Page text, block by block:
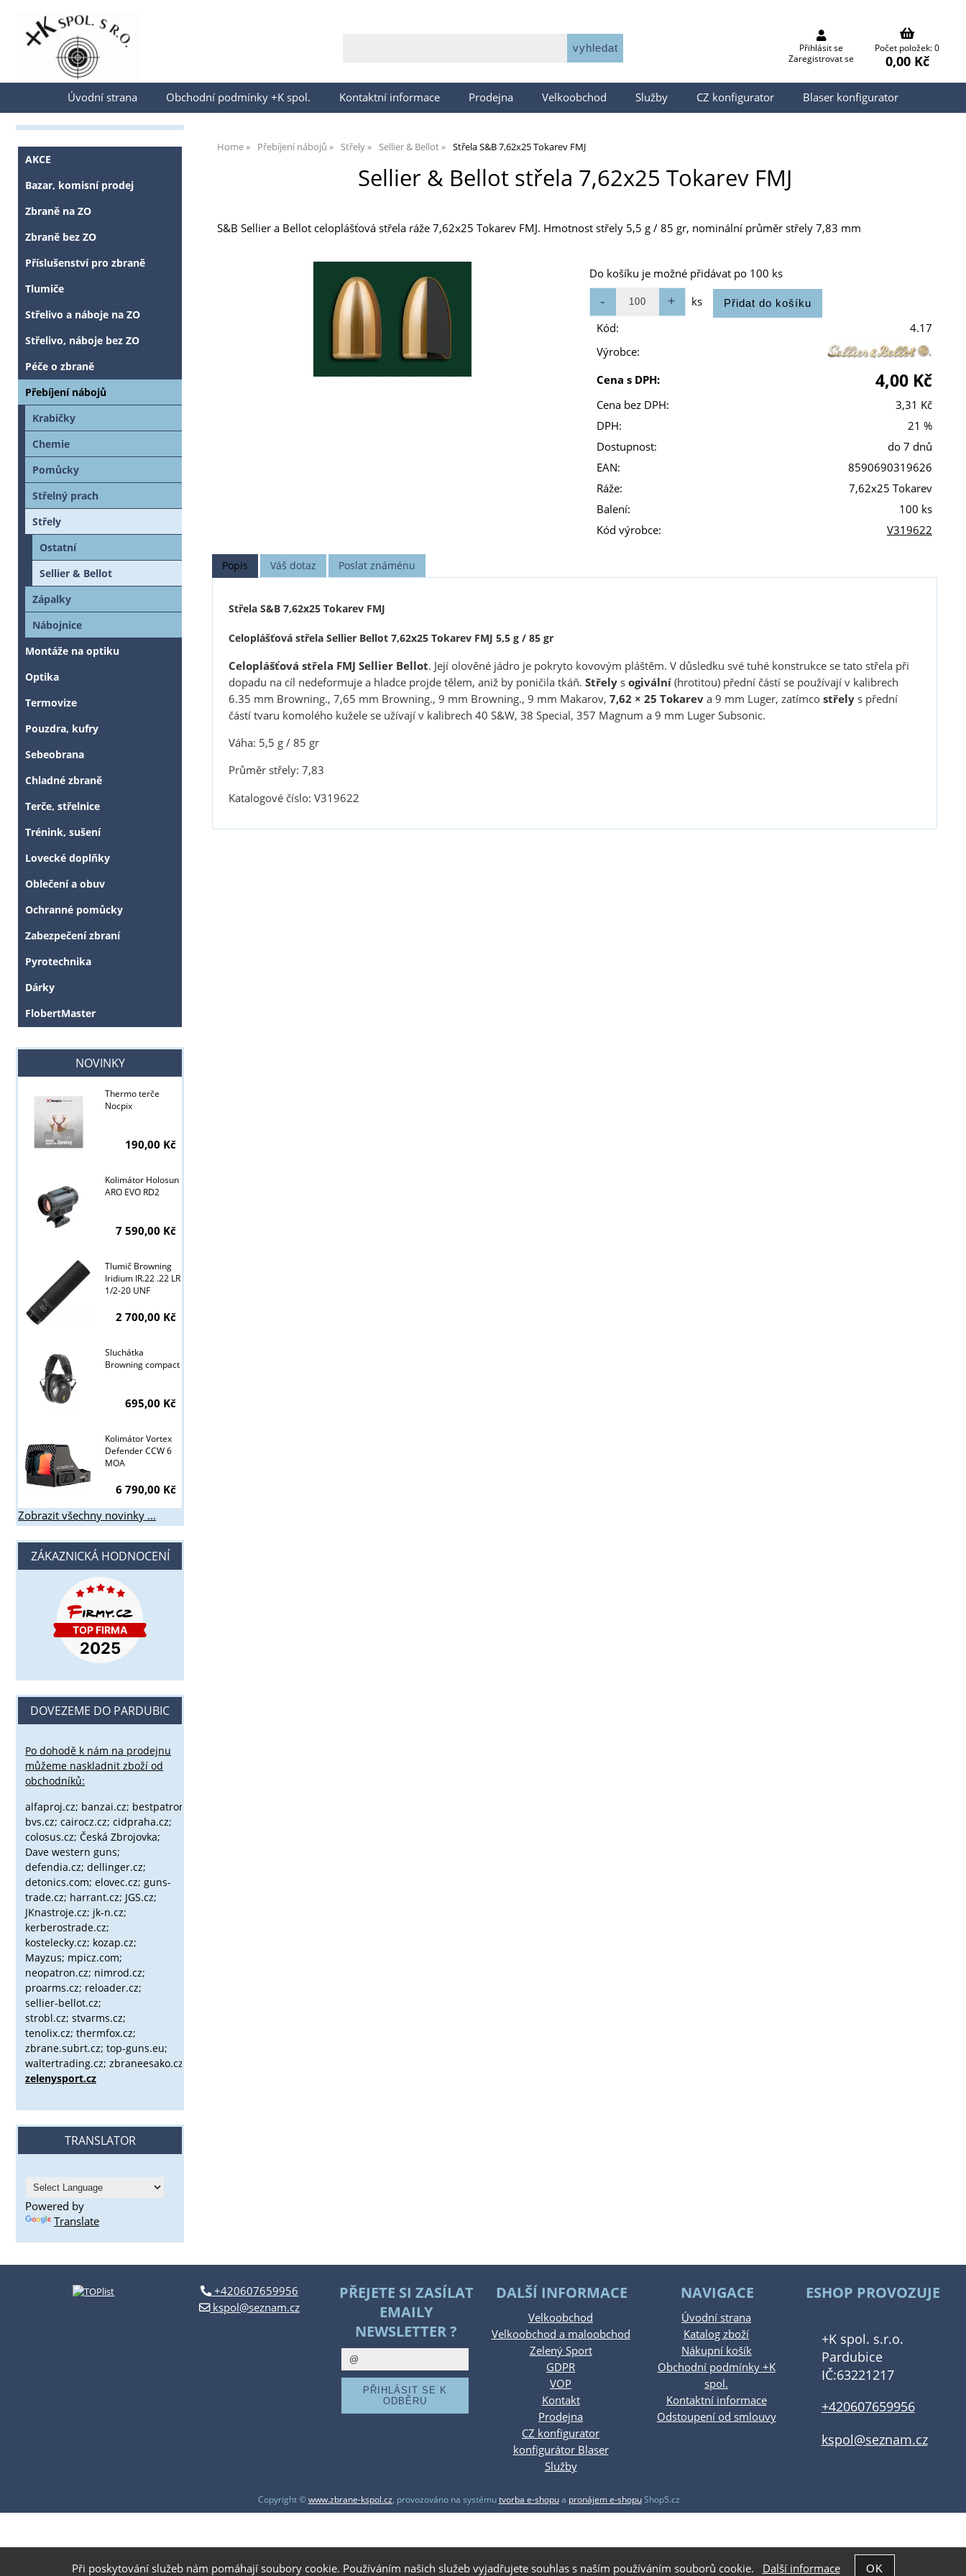
Přihlásit se
Přihlásit se
Zaregistrovat se
Počet položek: 0
0,00 Kč
Úvodní strana Obchodní podmínky +K spol. Kontaktní informace Prodejna Velkoobchod Služby CZ konfigurator Blaser konfigurator
Home Přebíjení nábojů Střely Sellier & Bellot Střela S&B 7,62x25 Tokarev FMJ
Sellier & Bellot střela 7,62x25 Tokarev FMJ
S&B Sellier a Bellot celoplášťová střela ráže 7,62x25 Tokarev FMJ. Hmotnost střely 5,5 g / 85 gr, nominální průměr střely 7,83 mm
Do košíku je možné přidávat po 100 ks
ks
Kód:
4.17
Výrobce:
Cena s DPH:
4,00 Kč
Cena bez DPH:
3,31 Kč
DPH:
21 %
Dostupnost:
do 7 dnů
EAN:
8590690319626
Ráže:
7,62x25 Tokarev
Balení:
100 ks
Kód výrobce:
V319622
Popis Váš dotaz Poslat známénu
Střela S&B 7,62x25 Tokarev FMJ
Celoplášťová střela Sellier Bellot 7,62x25 Tokarev FMJ 5,5 g / 85 gr
Celoplášťová střela FMJ Sellier Bellot. Její olověné jádro je pokryto kovovým pláštěm. V důsledku své tuhé konstrukce se tato střela při
dopadu na cíl nedeformuje a hladce projde tělem, aniž by poničila tkáň. Střelysogivální(hrotitou) přední částí se používají v kalibrech
6.35 mm Browning., 7,65 mm Browning., 9 mm Browning., 9 mm Makarov, 7,62 × 25 Tokareva 9 mm Luger, zatímcostřelys přední
částí tvaru komolého kužele se užívají v kalibrech 40 S&W, 38 Special, 357 Magnum a 9 mm Luger Subsonic.
Váha: 5,5 g / 85 gr
Průměr střely: 7,83
Katalogové číslo: V319622
AKCE
Bazar, komisní prodej
Zbraně na ZO
Zbraně bez ZO
Příslušenství pro zbraně
Tlumiče
Střelivo a náboje na ZO
Střelivo, náboje bez ZO
Péče o zbraně
Přebíjení nábojů
Krabičky
Chemie
Pomůcky
Střelný prach
Střely
Ostatní
Sellier & Bellot
Zápalky
Nábojnice
Montáže na optiku
Optika
Termovize
Pouzdra, kufry
Sebeobrana
Chladné zbraně
Terče, střelnice
Trénink, sušení
Lovecké doplňky
Oblečení a obuv
Ochranné pomůcky
Zabezpečení zbraní
Pyrotechnika
Dárky
FlobertMaster
NOVINKY
Thermo terče
Nocpix
190,00 Kč
Kolimátor Holosun
ARO EVO RD2
7 590,00 Kč
Tlumič Browning
Iridium IR.22 .22 LR
1/2-20 UNF
2 700,00 Kč
Sluchátka
Browning compact
695,00 Kč
Kolimátor Vortex
Defender CCW 6
MOA
6 790,00 Kč
Zobrazit všechny novinky ...
ZÁKAZNICKÁ HODNOCENÍ
DOVEZEME DO PARDUBIC
Po dohodě k nám na prodejnu
můžeme naskladnit zboží od
obchodníků:
alfaproj.cz; banzai.cz; bestpatron.eu;
bvs.cz; cairocz.cz; cidpraha.cz;
colosus.cz; Česká Zbrojovka;
Dave western guns;
defendia.cz; dellinger.cz;
detonics.com; elovec.cz; guns-
trade.cz; harrant.cz; JGS.cz;
JKnastroje.cz; jk-n.cz;
kerberostrade.cz;
kostelecky.cz; kozap.cz;
Mayzus; mpicz.com;
neopatron.cz; nimrod.cz;
proarms.cz; reloader.cz;
sellier-bellot.cz;
strobl.cz; stvarms.cz;
tenolix.cz; thermfox.cz;
zbrane.subrt.cz; top-guns.eu;
waltertrading.cz; zbraneesako.cz;
zelenysport.cz
TRANSLATOR
Powered by
Translate
+420607659956
kspol@seznam.cz
PŘEJETE SI ZASÍLAT
EMAILY
NEWSLETTER ?
DALŠÍ INFORMACE
Velkoobchod
Velkoobchod a maloobchod
Zelený Sport
GDPR
VOP
Kontakt
Prodejna
CZ konfigurator
konfigurátor Blaser
Služby
NAVIGACE
Úvodní strana
Katalog zboží
Nákupní košík
Obchodní podmínky +K
spol.
Kontaktní informace
Odstoupení od smlouvy
ESHOP PROVOZUJE
+K spol. s.r.o.
Pardubice
IČ:63221217
+420607659956
kspol@seznam.cz
Copyright ©www.zbrane-kspol.cz, provozováno na systémutvorba e-shopua pronájem e-shopuShop5.cz
Při poskytování služeb nám pomáhají soubory cookie. Používáním našich služeb vyjadřujete souhlas s naším používáním souborů cookie. Další informace